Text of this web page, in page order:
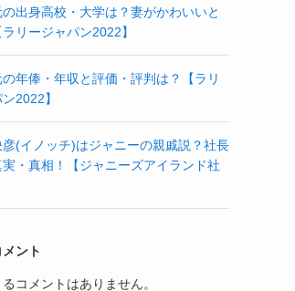
の出身高校・大学は？妻がかわいいと
リージャパン2022】
の年俸・年収と評価・評判は？【ラリ
2022】
(イノッチ)はジャニーの親戚説？社長
・真相！【ジャニーズアイランド社
ント
コメントはありません。